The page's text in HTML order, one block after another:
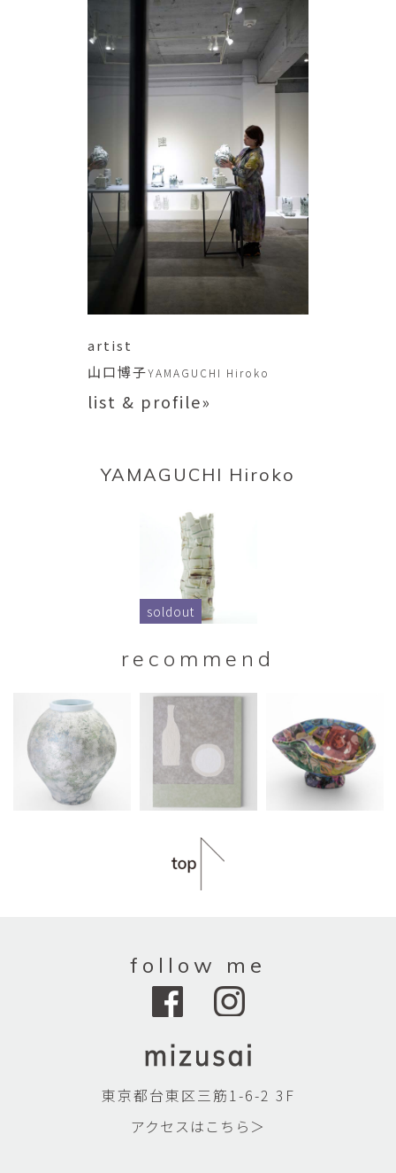
artist
山口博子YAMAGUCHI Hiroko
list & profile»
YAMAGUCHI Hiroko
soldout
recommend
follow me
東京都台東区三筋1-6-2 3F
アクセスはこちら＞